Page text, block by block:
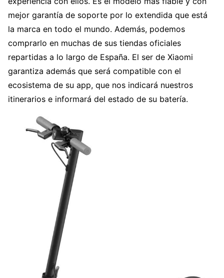
mejor garantía de soporte por lo extendida que está
la marca en todo el mundo. Además, podemos
comprarlo en muchas de sus tiendas oficiales
repartidas a lo largo de España. El ser de Xiaomi
garantiza además que será compatible con el
ecosistema de su app, que nos indicará nuestros
itinerarios e informará del estado de su batería.